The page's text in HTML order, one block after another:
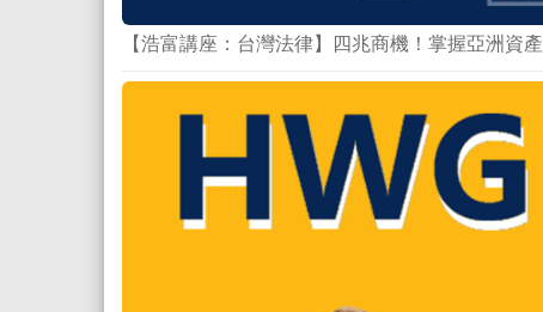
【浩富講座：台灣法律】四兆商機！掌握亞洲資